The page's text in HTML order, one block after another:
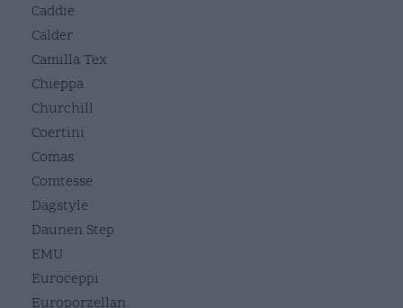
Caddie
Calder
Camilla Tex
Chieppa
Churchill
Coertini
Comas
Comtesse
Dagstyle
Daunen Step
EMU
Euroceppi
Europorzellan